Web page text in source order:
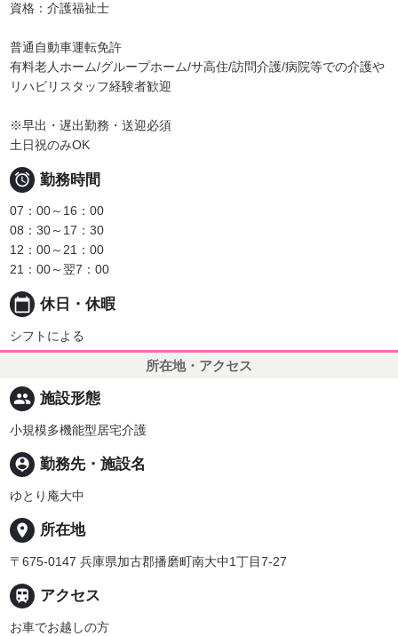
資格：介護福祉士
普通自動車運転免許
有料老人ホーム/グループホーム/サ高住/訪問介護/病院等での介護や
リハビリスタッフ経験者歓迎
※早出・遅出勤務・送迎必須
土日祝のみOK
 勤務時間
07：00～16：00
08：30～17：30
12：00～21：00
21：00～翌7：00
calendar_today 休日・休暇
シフトによる
所在地・アクセス
people 施設形態
小規模多機能型居宅介護
person_pin 勤務先・施設名
ゆとり庵大中
place 所在地
〒675-0147 兵庫県加古郡播磨町南大中1丁目7-27
 アクセス
お車でお越しの方